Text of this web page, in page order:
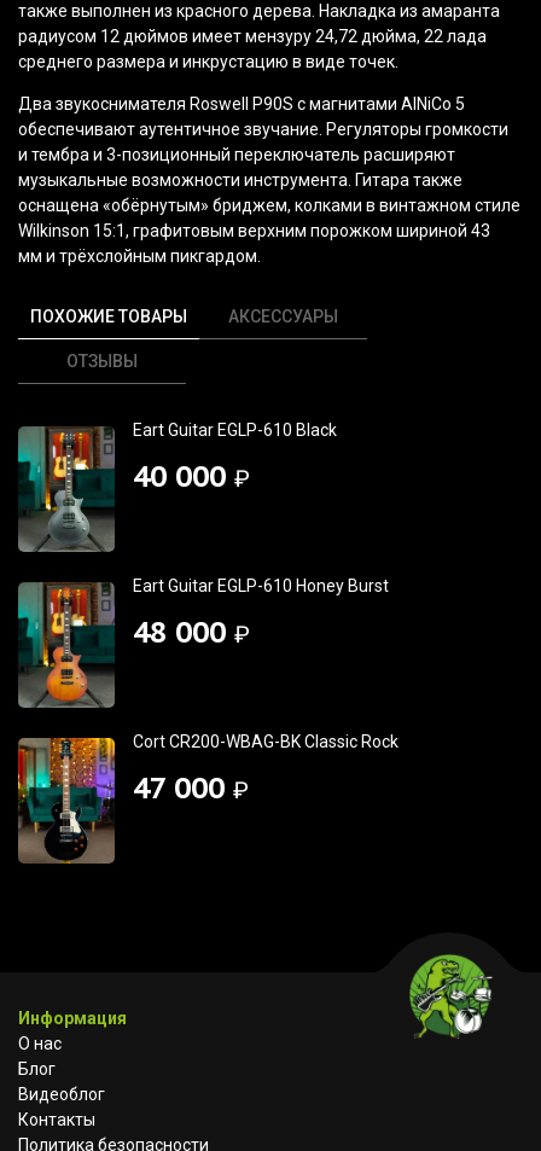
также выполнен из красного дерева. Накладка из амаранта
радиусом 12 дюймов имеет мензуру 24,72 дюйма, 22 лада
среднего размера и инкрустацию в виде точек.
Два звукоснимателя Roswell P90S с магнитами AlNiCo 5
обеспечивают аутентичное звучание. Регуляторы громкости
и тембра и 3-позиционный переключатель расширяют
музыкальные возможности инструмента. Гитара также
оснащена «обёрнутым» бриджем, колками в винтажном стиле
Wilkinson 15:1, графитовым верхним порожком шириной 43
мм и трёхслойным пикгардом.
ПОХОЖИЕ ТОВАРЫ АКСЕССУАРЫ
ОТЗЫВЫ
Eart Guitar EGLP-610 Black
40 000 ₽
Eart Guitar EGLP-610 Honey Burst
48 000 ₽
Cort CR200-WBAG-BK Classic Rock
47 000 ₽
Информация
О нас
Блог
Видеоблог
Контакты
Политика безопасности